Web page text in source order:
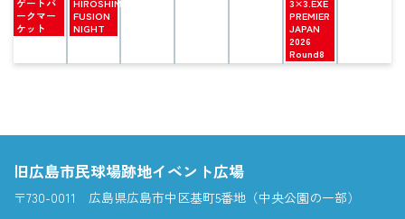
曜
日,
8
25th
ークマー
ケット
曜
日,
9
1st
FUSION
NIGHT
曜
日,
9
月
5th
PREMIER
JAPAN
2026
Round8
旧広島市民球場跡地イベント広場
〒730-0011 広島県広島市中区基町5番地（中央公園の一部）